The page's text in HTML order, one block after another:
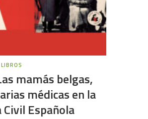
LIBROS
mamás belgas,
médicas en la
Civil Española